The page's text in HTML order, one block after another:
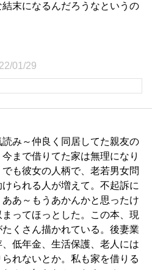
結末になるんだろうなというの
01/29
み～仲良く同居してた親友の
今まで借りてた家は無理になり
も彼女の人柄で、老若男女問
られる人が増えて。不起訴に
あ～もうあかんかと思ったけ
ってほっとした。この本、現
くさん描かれている。後妻業
低年金、生活保護、老人には
れないとか。私も家を借りる